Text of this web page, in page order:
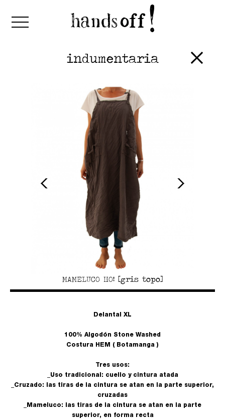
indumentaria
MAMELUCO HO! [gris topo]
Delantal XL
100% Algodón Stone Washed
Costura HEM ( Botamanga )
Tres usos:
_Uso tradicional: cuello y cintura atada
_Cruzado: las tiras de la cintura se atan en la parte superior,
cruzadas
_Mameluco: las tiras de la cintura se atan en la parte
superior, en forma recta